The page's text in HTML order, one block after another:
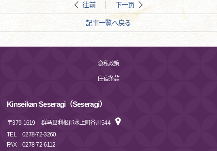
往前 下一页
記事一覧へ戻る
隐私政策
住宿条款
Kinseikan Seseragi（Seseragi）
〒379-1619
群马县利根郡水上町谷川544
TEL
0278-72-3260
FAX
0278-72-6112